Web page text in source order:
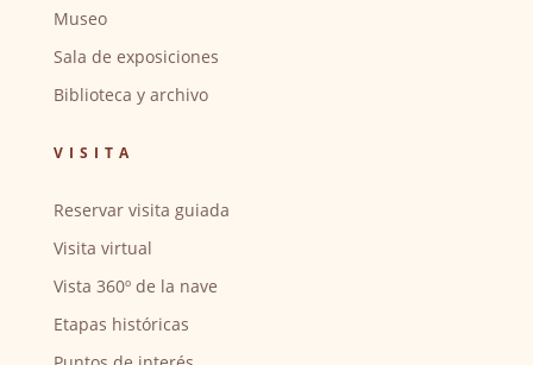
Museo
Sala de exposiciones
Biblioteca y archivo
VISITA
Reservar visita guiada
Visita virtual
Vista 360º de la nave
Etapas históricas